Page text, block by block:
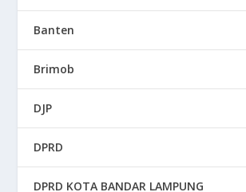
Banten
Brimob
DJP
DPRD
DPRD KOTA BANDAR LAMPUNG